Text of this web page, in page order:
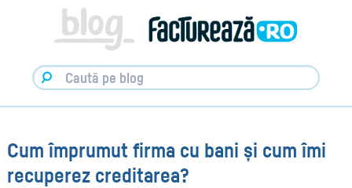
Factureaza.ro
Cum împrumut firma cu bani și cum îmi
recuperez creditarea?